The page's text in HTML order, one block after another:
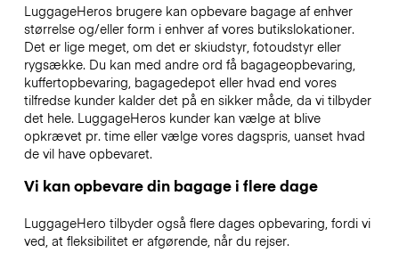
LuggageHeros brugere kan opbevare bagage af enhver
størrelse og/eller form i enhver af vores butikslokationer.
Det er lige meget, om det er skiudstyr, fotoudstyr eller
rygsække. Du kan med andre ord få bagageopbevaring,
kuffertopbevaring, bagagedepot eller hvad end vores
tilfredse kunder kalder det på en sikker måde, da vi tilbyder
det hele. LuggageHeros kunder kan vælge at blive
opkrævet pr. time eller vælge vores dagspris, uanset hvad
de vil have opbevaret.
Vi kan opbevare din bagage i flere dage
LuggageHero tilbyder også flere dages opbevaring, fordi vi
ved, at fleksibilitet er afgørende, når du rejser.